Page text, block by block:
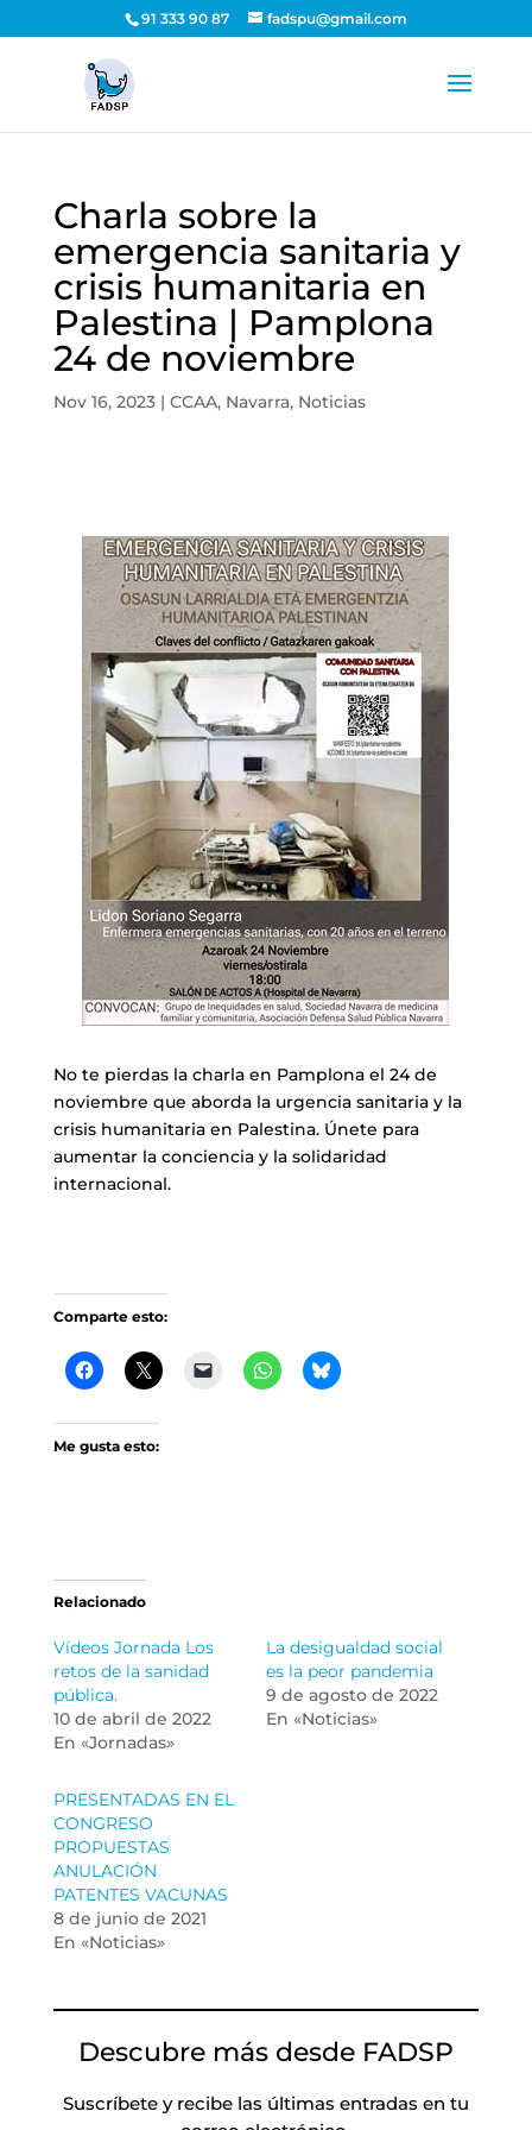
91 333 90 87 fadspu@gmail.com
Charla sobre la
emergencia sanitaria y
crisis humanitaria en
Palestina | Pamplona
24 de noviembre
Nov 16, 2023| CCAA, Navarra, Noticias
No te pierdas la charla en Pamplona el 24 de
noviembre que aborda la urgencia sanitaria y la
crisis humanitaria en Palestina. Únete para
aumentar la conciencia y la solidaridad
internacional.
Comparte esto:
Me gusta esto:
Relacionado
Vídeos Jornada Los
retos de la sanidad
pública.
10 de abril de 2022
En «Jornadas»
La desigualdad social
es la peor pandemia
9 de agosto de 2022
En «Noticias»
PRESENTADAS EN EL
CONGRESO
PROPUESTAS
ANULACIÓN
PATENTES VACUNAS
8 de junio de 2021
En «Noticias»
Descubre más desde FADSP
Suscríbete y recibe las últimas entradas en tu